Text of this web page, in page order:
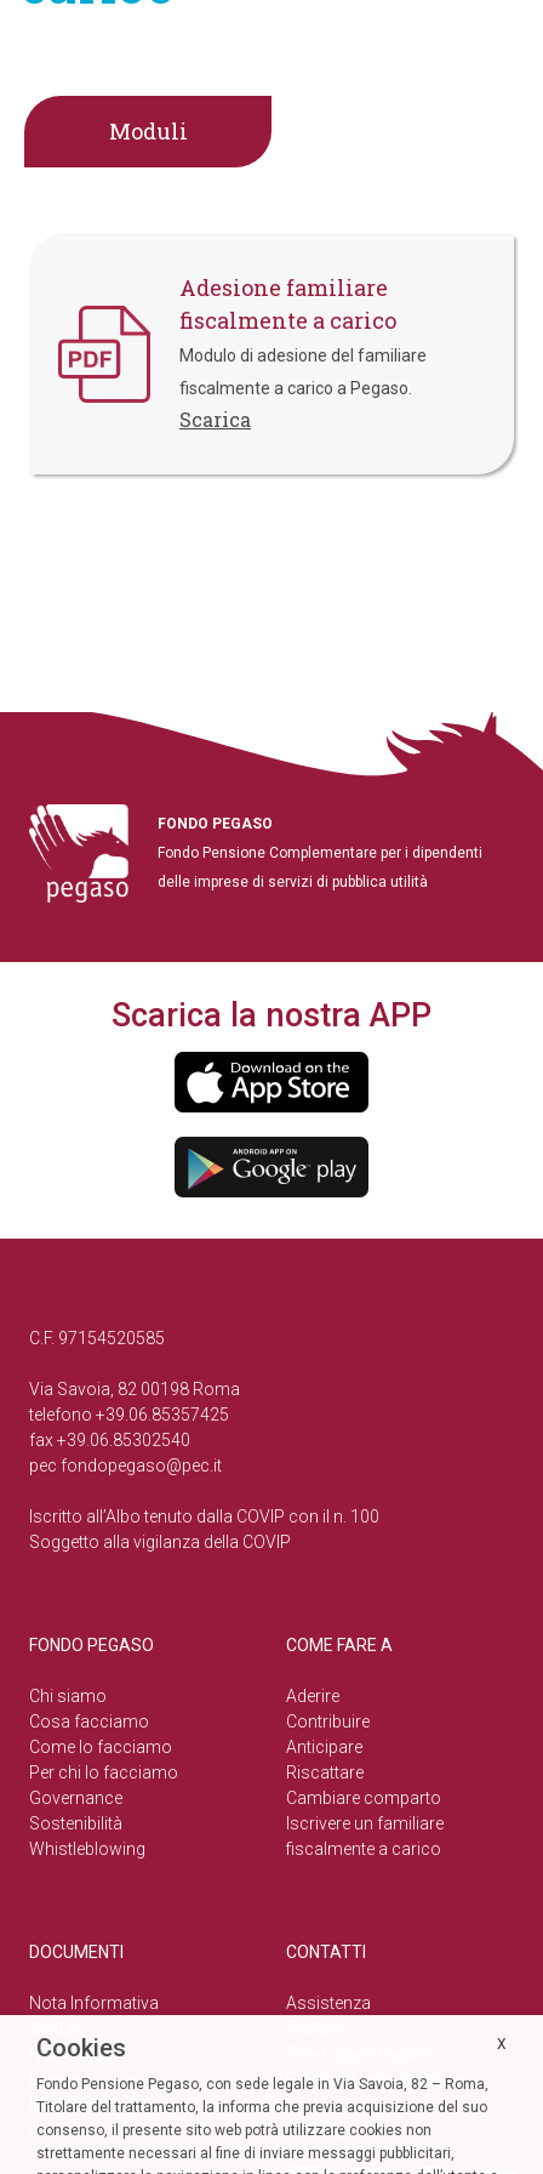
Moduli
Adesione familiare
fiscalmente a carico
Modulo di adesione del familiare
fiscalmente a carico a Pegaso.
Scarica
FONDO PEGASO
Fondo Pensione Complementare per i dipendenti
delle imprese di servizi di pubblica utilità
Scarica la nostra APP
C.F. 97154520585
Via Savoia, 82 00198 Roma
telefono +39.06.85357425
fax +39.06.85302540
pec fondopegaso@pec.it
Iscritto all’Albo tenuto dalla COVIP con il n. 100
Soggetto alla vigilanza della COVIP
FONDO PEGASO
Chi siamo
Cosa facciamo
Come lo facciamo
Per chi lo facciamo
Governance
Sostenibilità
Whistleblowing
COME FARE A
Aderire
Contribuire
Anticipare
Riscattare
Cambiare comparto
Iscrivere un familiare
fiscalmente a carico
DOCUMENTI
Nota Informativa
Normativa
Bilanci
Modulistica
Circolari
CONTATTI
Assistenza
Privacy e cookie policy
SOCIAL
X
Cookies
Fondo Pensione Pegaso, con sede legale in Via Savoia, 82 – Roma,
Titolare del trattamento, la informa che previa acquisizione del suo
consenso, il presente sito web potrà utilizzare cookies non
strettamente necessari al fine di inviare messaggi pubblicitari,